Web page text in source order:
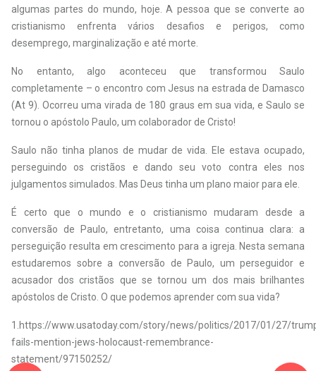
algumas partes do mundo, hoje. A pessoa que se converte ao
cristianismo enfrenta vários desafios e perigos, como
desemprego, marginalização e até morte.
No entanto, algo aconteceu que transformou Saulo
completamente – o encontro com Jesus na estrada de Damasco
(At 9). Ocorreu uma virada de 180 graus em sua vida, e Saulo se
tornou o apóstolo Paulo, um colaborador de Cristo!
Saulo não tinha planos de mudar de vida. Ele estava ocupado,
perseguindo os cristãos e dando seu voto contra eles nos
julgamentos simulados. Mas Deus tinha um plano maior para ele.
É certo que o mundo e o cristianismo mudaram desde a
conversão de Paulo, entretanto, uma coisa continua clara: a
perseguição resulta em crescimento para a igreja. Nesta semana
estudaremos sobre a conversão de Paulo, um perseguidor e
acusador dos cristãos que se tornou um dos mais brilhantes
apóstolos de Cristo. O que podemos aprender com sua vida?
1.https://www.usatoday.com/story/news/politics/2017/01/27/
fails-mention-jews-holocaust-remembrance-
statement/97150252/